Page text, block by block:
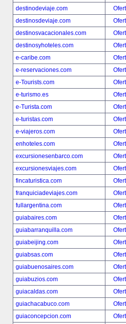
destinodeviaje.com
destinosdeviaje.com
destinosvacacionales.com
destinosyhoteles.com
e-caribe.com
e-reservaciones.com
e-Tourists.com
e-turismo.es
e-Turista.com
e-turistas.com
e-viajeros.com
enhoteles.com
excursionesenbarco.com
excursionesviajes.com
fincaturistica.com
franquiciadeviajes.com
fullargentina.com
guiabaires.com
guiabarranquilla.com
guiabeijing.com
guiabsas.com
guiabuenosaires.com
guiabuzios.com
guiacaldas.com
guiachacabuco.com
guiaconcepcion.com